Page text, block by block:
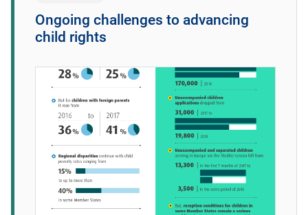
Ongoing challenges to advancing
child rights